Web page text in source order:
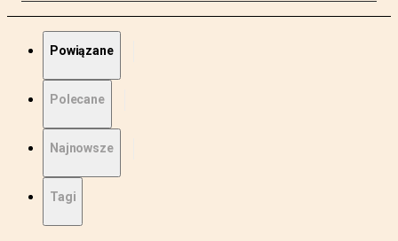
Powiązane
Polecane
Najnowsze
Tagi